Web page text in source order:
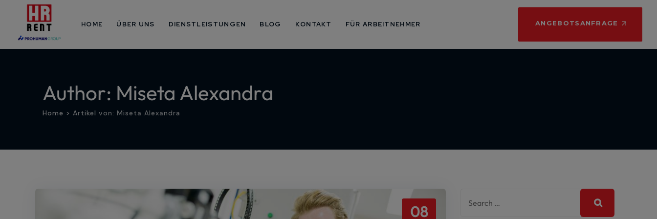
HOME ÜBER UNS DIENSTLEISTUNGEN BLOG KONTAKT FÜR ARBEITNEHMER ANGEBOTSANFRAGE
Author: Miseta Alexandra
Home > Artikel von: Miseta Alexandra
08